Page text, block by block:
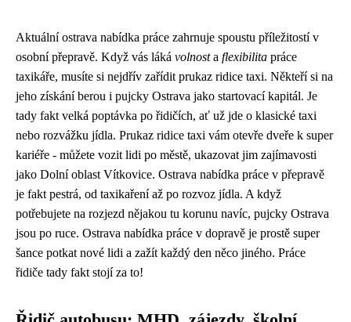
Aktuálníostrava nabídka práce zahrnuje spoustu příležitostí v
osobní přepravě. Když vás láká volnosta flexibilita práce
taxikáře, musíte si nejdřív zařídit prukaz ridice taxi. Někteří si na
jeho získání berou i pujcky Ostrava jako startovací kapitál. Je
tady fakt velká poptávka po řidičích, ať už jde o klasické taxi
nebo rozvážku jídla. Prukaz ridice taxi vám otevře dveře k super
kariéře - můžete vozit lidi po městě, ukazovat jim zajímavosti
jako Dolní oblast Vítkovice. Ostrava nabídka práce v přepravě
je fakt pestrá, od taxikaření až po rozvoz jídla. A když
potřebujete na rozjezd nějakou tu korunu navíc, pujcky Ostrava
jsou po ruce. Ostrava nabídka práce v dopravě je prostě super
šance potkat nové lidi a zažít každý den něco jiného. Práce
řidiče tady fakt stojí za to!